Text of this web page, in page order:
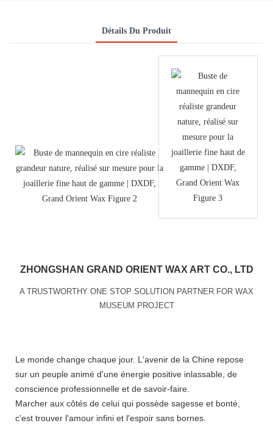
Détails Du Produit
ZHONGSHAN GRAND ORIENT WAX ART CO., LTD
A TRUSTWORTHY ONE STOP SOLUTION PARTNER FOR WAX
MUSEUM PROJECT
Le monde change chaque jour. L'avenir de la Chine repose
sur un peuple animé d'une énergie positive inlassable, de
conscience professionnelle et de savoir-faire.
Marcher aux côtés de celui qui possède sagesse et bonté,
c'est trouver l'amour infini et l'espoir sans bornes.